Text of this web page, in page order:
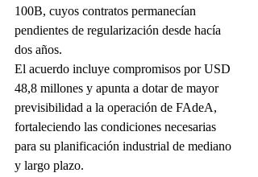
100B, cuyos contratos permanecían
pendientes de regularización desde hacía
dos años.
El acuerdo incluye compromisos por USD
48,8 millones y apunta a dotar de mayor
previsibilidad a la operación de FAdeA,
fortaleciendo las condiciones necesarias
para su planificación industrial de mediano
y largo plazo.